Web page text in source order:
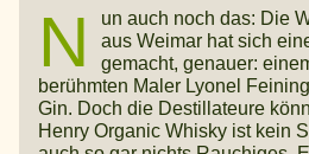
N
un auch noch das: Die
aus Weimar hat sich
gemacht, genauer:
berühmten Maler Lyonel
Gin. Doch die Destillateure
Henry Organic Whisky ist kein